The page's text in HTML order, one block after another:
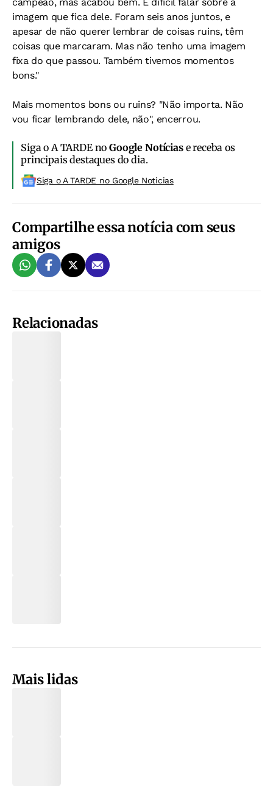
imagem que fica dele. Foram seis anos juntos, e
apesar de não querer lembrar de coisas ruins, têm
coisas que marcaram. Mas não tenho uma imagem
fixa do que passou. Também tivemos momentos
bons."
Mais momentos bons ou ruins? "Não importa. Não
vou ficar lembrando dele, não", encerrou.
Siga o A TARDE noGoogle Notíciase receba os
principais destaques do dia.
Siga o A TARDE no Google Noticias
Compartilhe essa notícia com seus
amigos
Relacionadas
Mais lidas